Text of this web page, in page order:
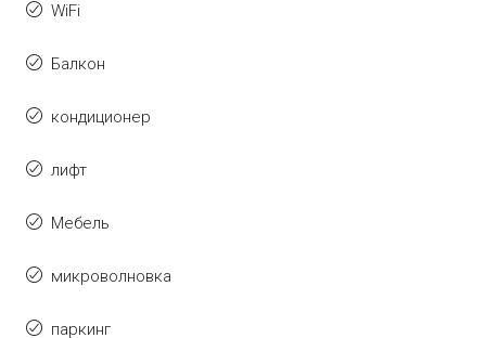
WiFi
Балкон
кондиционер
лифт
Мебель
микроволновка
паркинг